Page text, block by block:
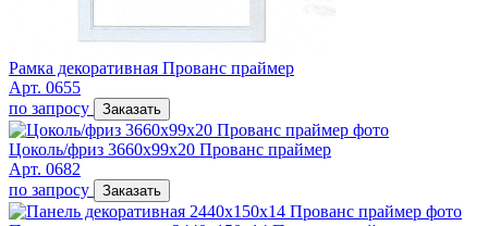
Рамка декоративная Прованс праймер
Арт. 0655
по запросу
Заказать
Цоколь/фриз 3660х99х20 Прованс праймер
Арт. 0682
по запросу
Заказать